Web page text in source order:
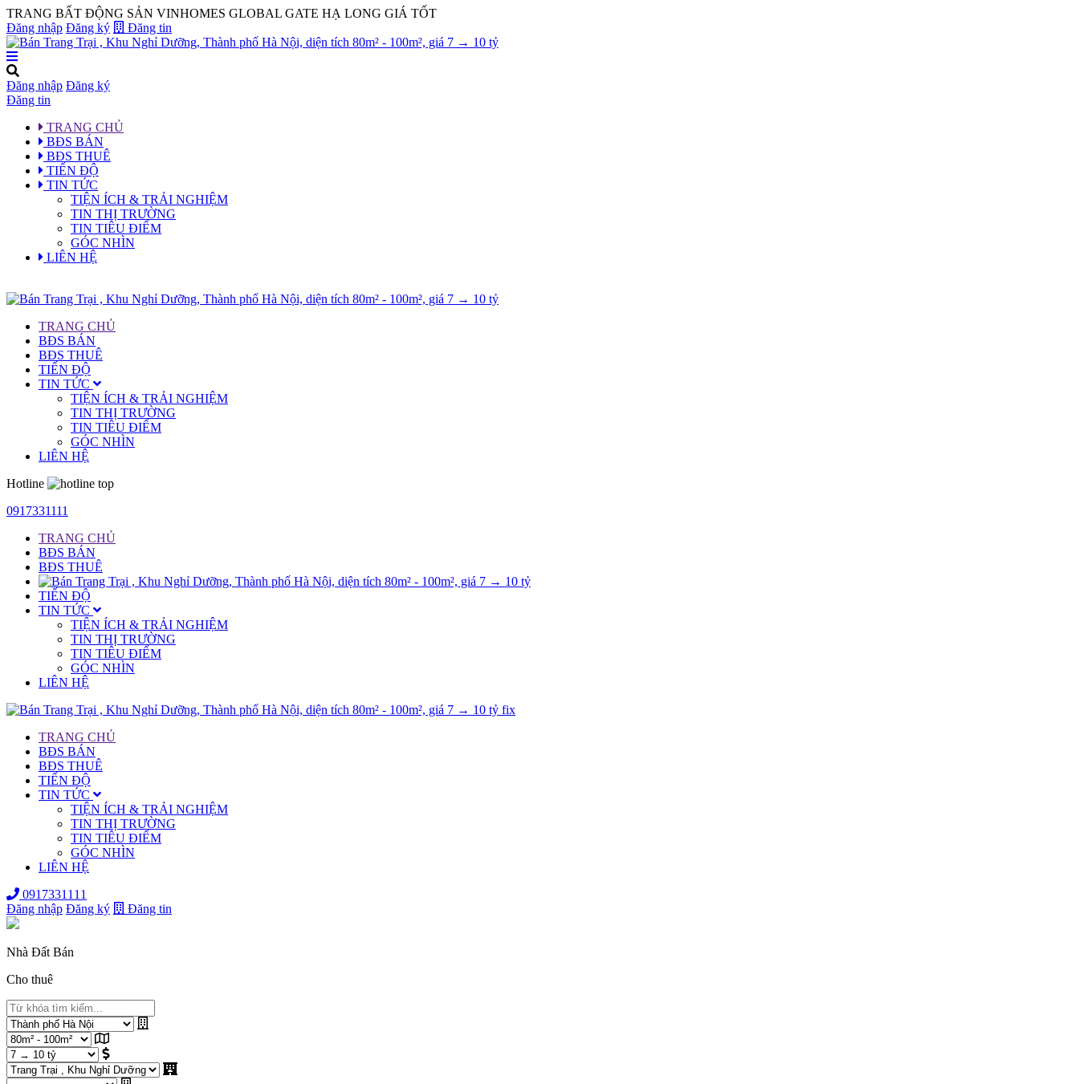
TRANG BẤT ĐỘNG SẢN VINHOMES GLOBAL GATE HẠ LONG GIÁ TỐT
Đăng nhập Đăng ký Đăng tin
Đăng nhập Đăng ký
Đăng tin
TRANG CHỦ
BĐS BÁN
BĐS THUÊ
TIẾN ĐỘ
TIN TỨC
TIỆN ÍCH & TRẢI NGHIỆM
TIN THỊ TRƯỜNG
TIN TIÊU ĐIỂM
GÓC NHÌN
LIÊN HỆ
TRANG CHỦ
BĐS BÁN
BĐS THUÊ
TIẾN ĐỘ
TIN TỨC
TIỆN ÍCH & TRẢI NGHIỆM
TIN THỊ TRƯỜNG
TIN TIÊU ĐIỂM
GÓC NHÌN
LIÊN HỆ
Hotline
0917331111
TRANG CHỦ
BĐS BÁN
BĐS THUÊ
TIẾN ĐỘ
TIN TỨC
TIỆN ÍCH & TRẢI NGHIỆM
TIN THỊ TRƯỜNG
TIN TIÊU ĐIỂM
GÓC NHÌN
LIÊN HỆ
TRANG CHỦ
BĐS BÁN
BĐS THUÊ
TIẾN ĐỘ
TIN TỨC
TIỆN ÍCH & TRẢI NGHIỆM
TIN THỊ TRƯỜNG
TIN TIÊU ĐIỂM
GÓC NHÌN
LIÊN HỆ
0917331111
Đăng nhập Đăng ký Đăng tin
Nhà Đất Bán
Cho thuê